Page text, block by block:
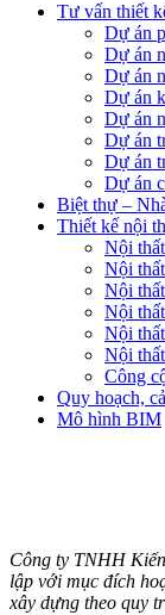
Tư vấn thiết
Dự án
Dự án
Dự án
Dự án
Dự án
Dự án
Dự án
Dự án
Biệt thự –
Thiết kế nội
Nội
Nội
Nội
Nội
Nội
Nội
Công
Quy hoạch,
Mô hình BIM
Công ty TNHH
lập với mục đích
xây dựng theo quy